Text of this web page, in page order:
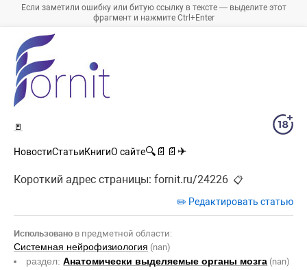
Если заметили ошибку или битую ссылку в тексте — выделите этот
фрагмент и нажмите Ctrl+Enter
🚪
НовостиСтатьиКнигиО сайте🔍 📄 📄 ✈
Короткий адрес страницы: fornit.ru/24226 📋
✏️ Редактировать статью
Использовано в предметной области:
Системная нейрофизиология (nan)
раздел:Анатомически выделяемые органы мозга (nan)